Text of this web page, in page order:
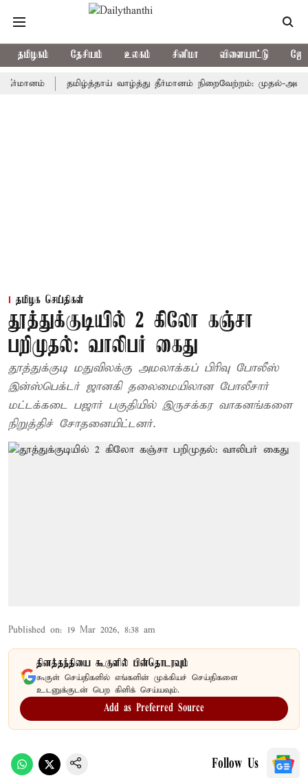
தமிழகம் தேசியம் உலகம் சினிமா விளையாட்டு
தமிழ்த்தாய் வாழ்த்து தீர்மானம் நிறைவேற்றம்: முதல்-அமைச்சர்
தமிழக செய்திகள்
தூத்துக்குடியில் 2 கிலோ கஞ்சா
பறிமுதல்: வாலிபர் கைது
தூத்துக்குடி மதுவிலக்கு அமலாக்கப் பிரிவு போலீஸ்
இன்ஸ்பெக்டர் ஜானகி தலைமையிலான போலீசார்
மட்டக்கடை பஜார் பகுதியில் இருசக்கர வாகனங்களை
நிறுத்திச் சோதனையிட்டனர்.
Published on: 19 Mar 2026, 8:38 am
தினத்தந்தியை கூகுளில் பின்தொடரவும்
கூகுள் செய்திகளில் எங்களின் முக்கியச் செய்திகளை
உடனுக்குடன் பெற கிளிக் செய்யவும்.
Add as Preferred Source
Follow Us